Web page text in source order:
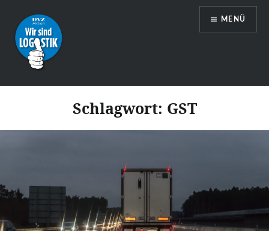
Inhalt
springen
Wir sind Logistik
MENÜ
Schlagwort: GST